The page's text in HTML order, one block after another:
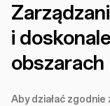
i
obszarach
Aby działać